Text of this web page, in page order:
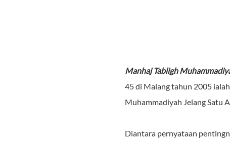
Manhaj Tabligh
45 di Malang tahun 2005
Muhammadiyah Jelang Satu
Diantara pernyataan